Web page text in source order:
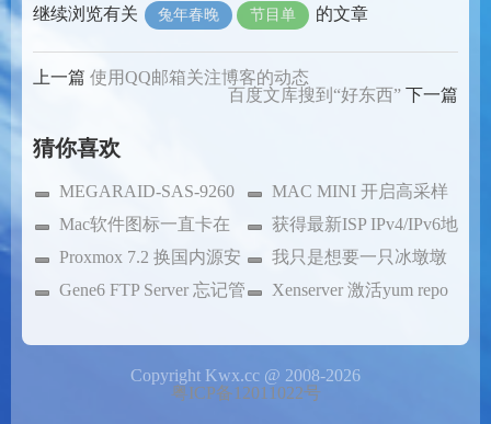
继续浏览有关 兔年春晚 节目单 的文章
上一篇 使用QQ邮箱关注博客的动态
百度文库搜到“好东西” 下一篇
猜你喜欢
MEGARAID-SAS-9260
的MSM获取方式
MAC MINI 开启高采样
率音频
Mac软件图标一直卡在
屏幕最前
获得最新ISP IPv4/IPv6地
址
Proxmox 7.2 换国内源安
装
我只是想要一只冰墩墩
啊～～
Gene6 FTP Server 忘记管
Xenserver 激活yum repo
Copyright Kwx.cc @ 2008-2026
粤ICP备12011022号